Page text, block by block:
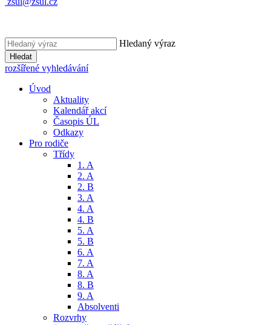
Hledaný výraz
Hledat
rozšířené vyhledávání
Úvod
Aktuality
Kalendář akcí
Časopis ÚL
Odkazy
Pro rodiče
Třídy
1. A
2. A
2. B
3. A
4. A
4. B
5. A
5. B
6. A
7. A
8. A
8. B
9. A
Absolventi
Rozvrhy